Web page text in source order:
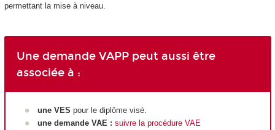
permettant la mise à niveau.
Une demande VAPP peut aussi être
associée à :
une VES pour le diplôme visé.
une demande VAE : suivre la procédure VAE